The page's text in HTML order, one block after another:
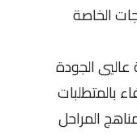
الخاصة
الجودة
بالمتطلبات
المراحل